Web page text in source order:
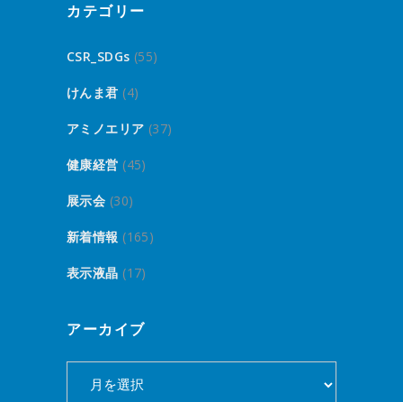
カテゴリー
CSR_SDGs (55)
けんま君 (4)
アミノエリア (37)
健康経営 (45)
展示会 (30)
新着情報 (165)
表示液晶 (17)
アーカイブ